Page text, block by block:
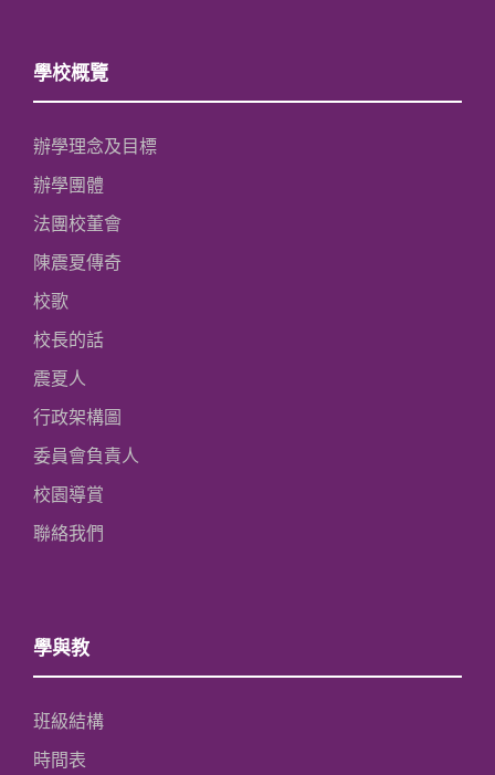
學校概覽
辦學理念及目標
辦學團體
法團校董會
陳震夏傳奇
校歌
校長的話
震夏人
行政架構圖
委員會負責人
校園導賞
聯絡我們
學與教
班級結構
時間表